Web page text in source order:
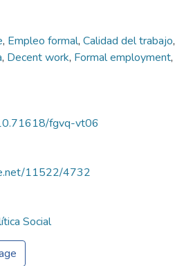
, Empleo formal, Calidad del trabajo,
, Decent work, Formal employment,
fgvq-vt06
11522/4732
Social